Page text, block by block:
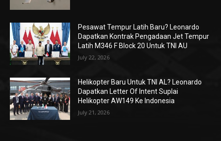
Pesawat Tempur Latih Baru? Leonardo
Dapatkan Kontrak Pengadaan Jet Tempur
Latih M346 F Block 20 Untuk TNI AU
July 22, 2026
Helikopter Baru Untuk TNI AL? Leonardo
Dapatkan Letter Of Intent Suplai
Helikopter AW149 Ke Indonesia
July 21, 2026